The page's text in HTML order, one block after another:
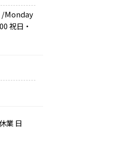
/Monday
祝日・
業 日